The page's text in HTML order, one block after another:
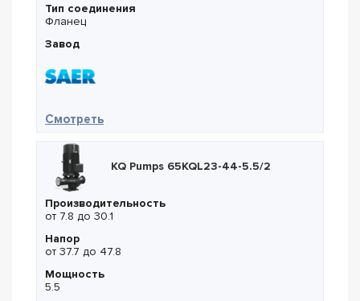
Тип соединения
Фланец
Завод
Смотреть— Saer NCBZ 4P 50-315A
KQ Pumps 65KQL23-44-5.5/2
Производительность
от 7.8 до 30.1
Напор
от 37.7 до 47.8
Мощность
5.5